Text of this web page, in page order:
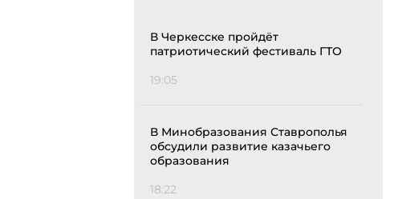
В Черкесске пройдёт
патриотический фестиваль ГТО
19:05
В Минобразования Ставрополья
обсудили развитие казачьего
образования
18:22